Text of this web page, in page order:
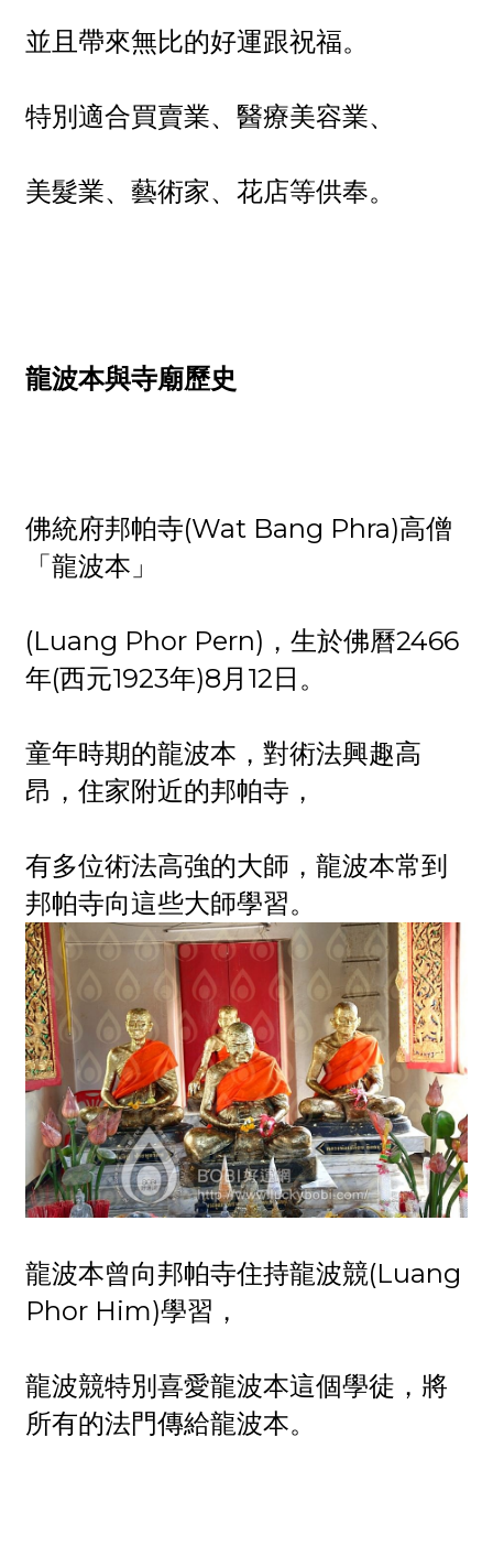
並且帶來無比的好運跟祝福。
特別適合買賣業、醫療美容業、
美髮業、藝術家、花店等供奉。
龍波本與寺廟歷史
佛統府邦帕寺(Wat Bang Phra)高僧
「龍波本」
(Luang Phor Pern)，生於佛曆2466
年(西元1923年)8月12日。
童年時期的龍波本，對術法興趣高
昂，住家附近的邦帕寺，
有多位術法高強的大師，龍波本常到
邦帕寺向這些大師學習。
龍波本曾向邦帕寺住持龍波競(Luang
Phor Him)學習，
龍波競特別喜愛龍波本這個學徒，將
所有的法門傳給龍波本。